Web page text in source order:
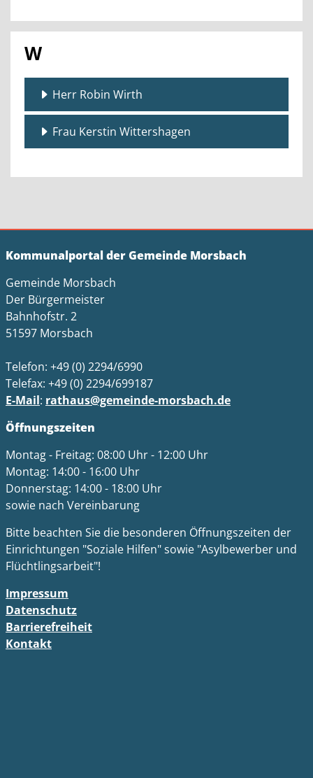
W
Herr Robin Wirth
Frau Kerstin Wittershagen
Kommunalportal der Gemeinde Morsbach
Gemeinde Morsbach
Der Bürgermeister
Bahnhofstr. 2
51597 Morsbach
Telefon: +49 (0) 2294/6990
Telefax: +49 (0) 2294/699187
E-Mail: rathaus@gemeinde-morsbach.de
Öffnungszeiten
Montag - Freitag: 08:00 Uhr - 12:00 Uhr
Montag: 14:00 - 16:00 Uhr
Donnerstag: 14:00 - 18:00 Uhr
sowie nach Vereinbarung
Bitte beachten Sie die besonderen Öffnungszeiten der
Einrichtungen "Soziale Hilfen" sowie "Asylbewerber und
Flüchtlingsarbeit"!
Impressum
Datenschutz
Barrierefreiheit
Kontakt